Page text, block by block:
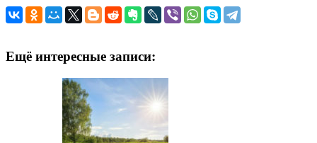
Ещё интересные записи: